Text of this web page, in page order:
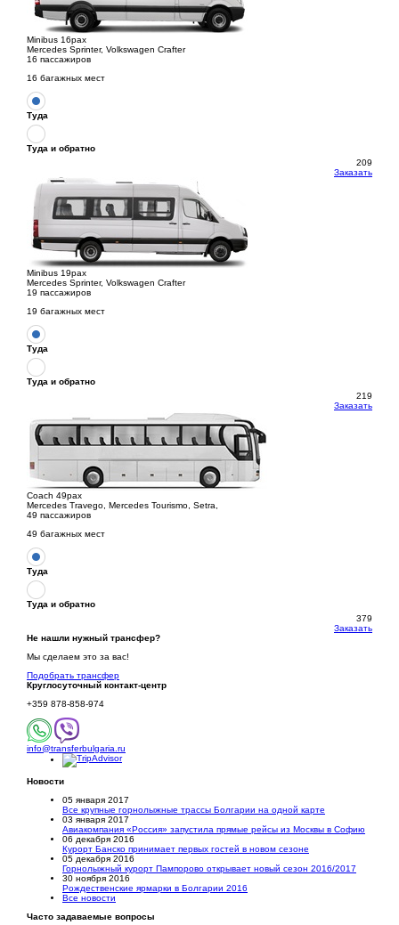
Minibus 16pax
Mercedes Sprinter, Volkswagen Crafter
16 пассажиров
16 багажных мест
Туда
Туда и обратно
209
Заказать
Minibus 19pax
Mercedes Sprinter, Volkswagen Crafter
19 пассажиров
19 багажных мест
Туда
Туда и обратно
219
Заказать
Coach 49pax
Mercedes Travego, Mercedes Tourismo, Setra,
49 пассажиров
49 багажных мест
Туда
Туда и обратно
379
Заказать
Не нашли нужный трансфер?
Мы сделаем это за вас!
Подобрать трансфер
Круглосуточный контакт-центр
+359 878-858-974
info@transferbulgaria.ru
Новости
05 января 2017
Все крупные горнолыжные трассы Болгарии на одной карте
03 января 2017
Авиакомпания «Россия» запустила прямые рейсы из Москвы в Софию
06 декабря 2016
Курорт Банско принимает первых гостей в новом сезоне
05 декабря 2016
Горнолыжный курорт Пампорово открывает новый сезон 2016/2017
30 ноября 2016
Рождественские ярмарки в Болгарии 2016
Все новости
Часто задаваемые вопросы